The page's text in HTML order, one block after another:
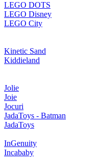
LEGO DOTS
LEGO Disney
LEGO City
Kinetic Sand
Kiddieland
Jolie
Joie
Jocuri
JadaToys - Batman
JadaToys
InGenuity
Incababy